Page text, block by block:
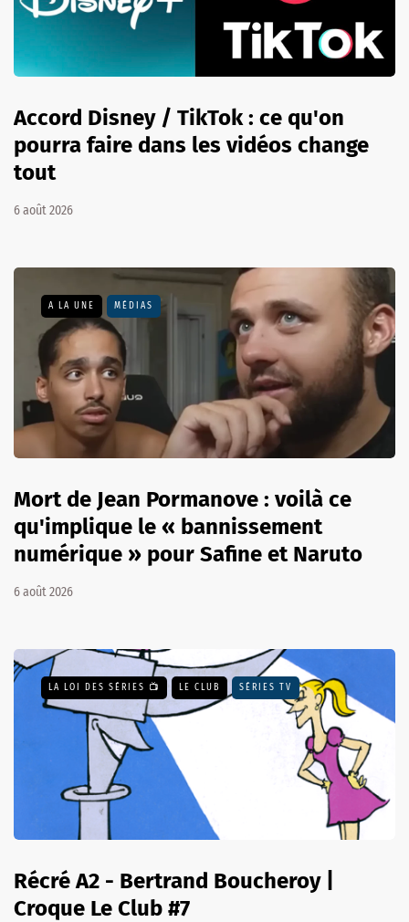
Accord Disney / TikTok : ce qu'on
pourra faire dans les vidéos change
tout
6 août 2026
A LA UNE MÉDIAS
Mort de Jean Pormanove : voilà ce
qu'implique le « bannissement
numérique » pour Safine et Naruto
6 août 2026
LA LOI DES SÉRIES 📺 LE CLUB SÉRIES TV
Récré A2 - Bertrand Boucheroy |
Croque Le Club #7